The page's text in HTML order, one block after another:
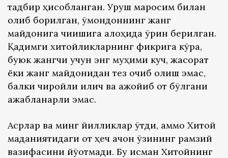
тадбир ҳисобланган. Уруш маросим билан
олиб борилган, қўмондоннинг жанг
майдонига чиқишига алоҳида ўрин берилган.
Қадимги хитойликларнинг фикрига кўра,
буюк жангчи учун энг муҳими куч, жасорат
ёки жанг майдонидан тез қочиб қолиш эмас,
балки чиройли қилич ва ажойиб от бўлгани
ажабланарли эмас.
Асрлар ва минг йилликлар ўтди, аммо Хитой
маданиятидаги от ҳеч қачон ўзининг рамзий
вазифасини йўқотмади. Бу қисман Хитойнинг